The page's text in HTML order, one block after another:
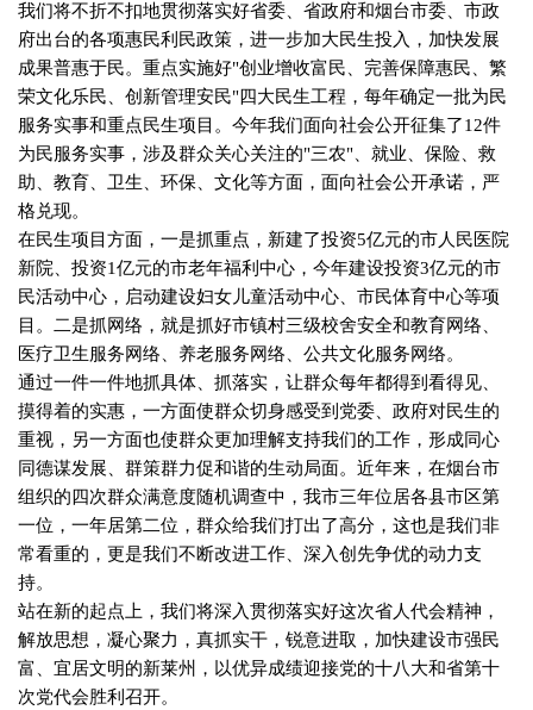
我们将不折不扣地贯彻落实好省委、省政府和烟台市委、市政
府出台的各项惠民利民政策，进一步加大民生投入，加快发展
成果普惠于民。重点实施好"创业增收富民、完善保障惠民、繁
荣文化乐民、创新管理安民"四大民生工程，每年确定一批为民
服务实事和重点民生项目。今年我们面向社会公开征集了12件
为民服务实事，涉及群众关心关注的"三农"、就业、保险、救
助、教育、卫生、环保、文化等方面，面向社会公开承诺，严
格兑现。
在民生项目方面，一是抓重点，新建了投资5亿元的市人民医院
新院、投资1亿元的市老年福利中心，今年建设投资3亿元的市
民活动中心，启动建设妇女儿童活动中心、市民体育中心等项
目。二是抓网络，就是抓好市镇村三级校舍安全和教育网络、
医疗卫生服务网络、养老服务网络、公共文化服务网络。
通过一件一件地抓具体、抓落实，让群众每年都得到看得见、
摸得着的实惠，一方面使群众切身感受到党委、政府对民生的
重视，另一方面也使群众更加理解支持我们的工作，形成同心
同德谋发展、群策群力促和谐的生动局面。近年来，在烟台市
组织的四次群众满意度随机调查中，我市三年位居各县市区第
一位，一年居第二位，群众给我们打出了高分，这也是我们非
常看重的，更是我们不断改进工作、深入创先争优的动力支
持。
站在新的起点上，我们将深入贯彻落实好这次省人代会精神，
解放思想，凝心聚力，真抓实干，锐意进取，加快建设市强民
富、宜居文明的新莱州，以优异成绩迎接党的十八大和省第十
次党代会胜利召开。